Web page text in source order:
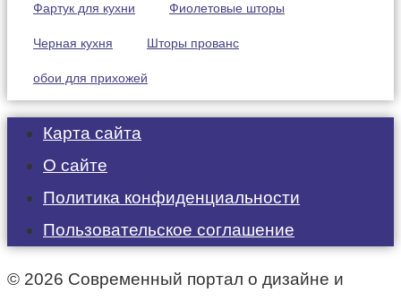
Фартук для кухни Фиолетовые шторы
Черная кухня Шторы прованс
обои для прихожей
Карта сайта
О сайте
Политика конфиденциальности
Пользовательское соглашение
© 2026 Современный портал о дизайне и